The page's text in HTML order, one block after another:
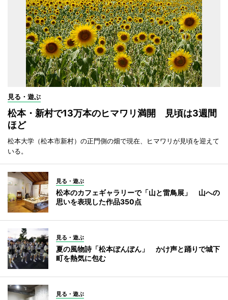
見る・遊ぶ
松本・新村で13万本のヒマワリ満開 見頃は3週間
ほど
松本大学（松本市新村）の正門側の畑で現在、ヒマワリが見頃を迎えて
いる。
見る・遊ぶ
松本のカフェギャラリーで「山と雷鳥展」 山への
思いを表現した作品350点
見る・遊ぶ
夏の風物詩「松本ぼんぼん」 かけ声と踊りで城下
町を熱気に包む
見る・遊ぶ